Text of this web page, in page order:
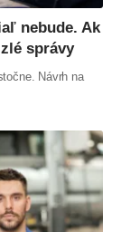
nebude. Ak
správy
Návrh na